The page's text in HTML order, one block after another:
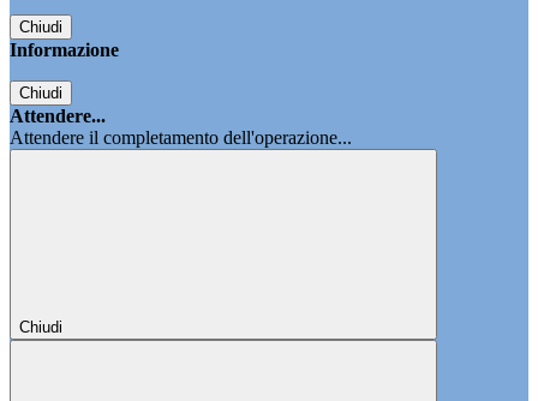
Chiudi
Informazione
Chiudi
Attendere...
Attendere il completamento dell'operazione...
Chiudi